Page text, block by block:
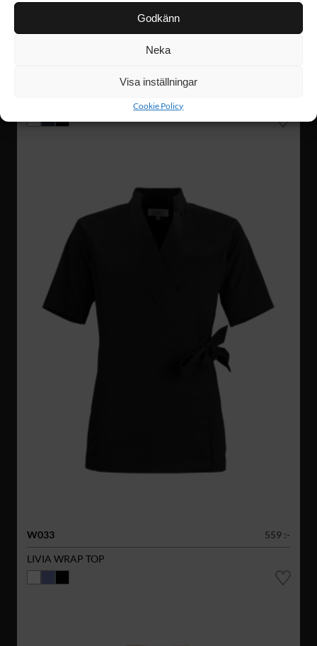
Godkänn
Neka
Visa inställningar
Cookie Policy
W033
559 :-
LIVIA WRAP TOP